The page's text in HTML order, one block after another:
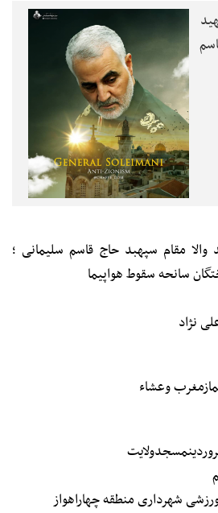
مقام سپهبد حاج قاسم سلیمانی ؛
سانحه سقوط هواپیما
نژاد
شهرداری منطقه چهاراهواز